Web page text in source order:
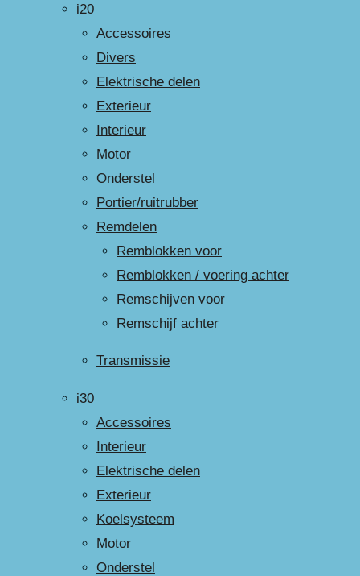
i20
Accessoires
Divers
Elektrische delen
Exterieur
Interieur
Motor
Onderstel
Portier/ruitrubber
Remdelen
Remblokken voor
Remblokken / voering achter
Remschijven voor
Remschijf achter
Transmissie
i30
Accessoires
Interieur
Elektrische delen
Exterieur
Koelsysteem
Motor
Onderstel